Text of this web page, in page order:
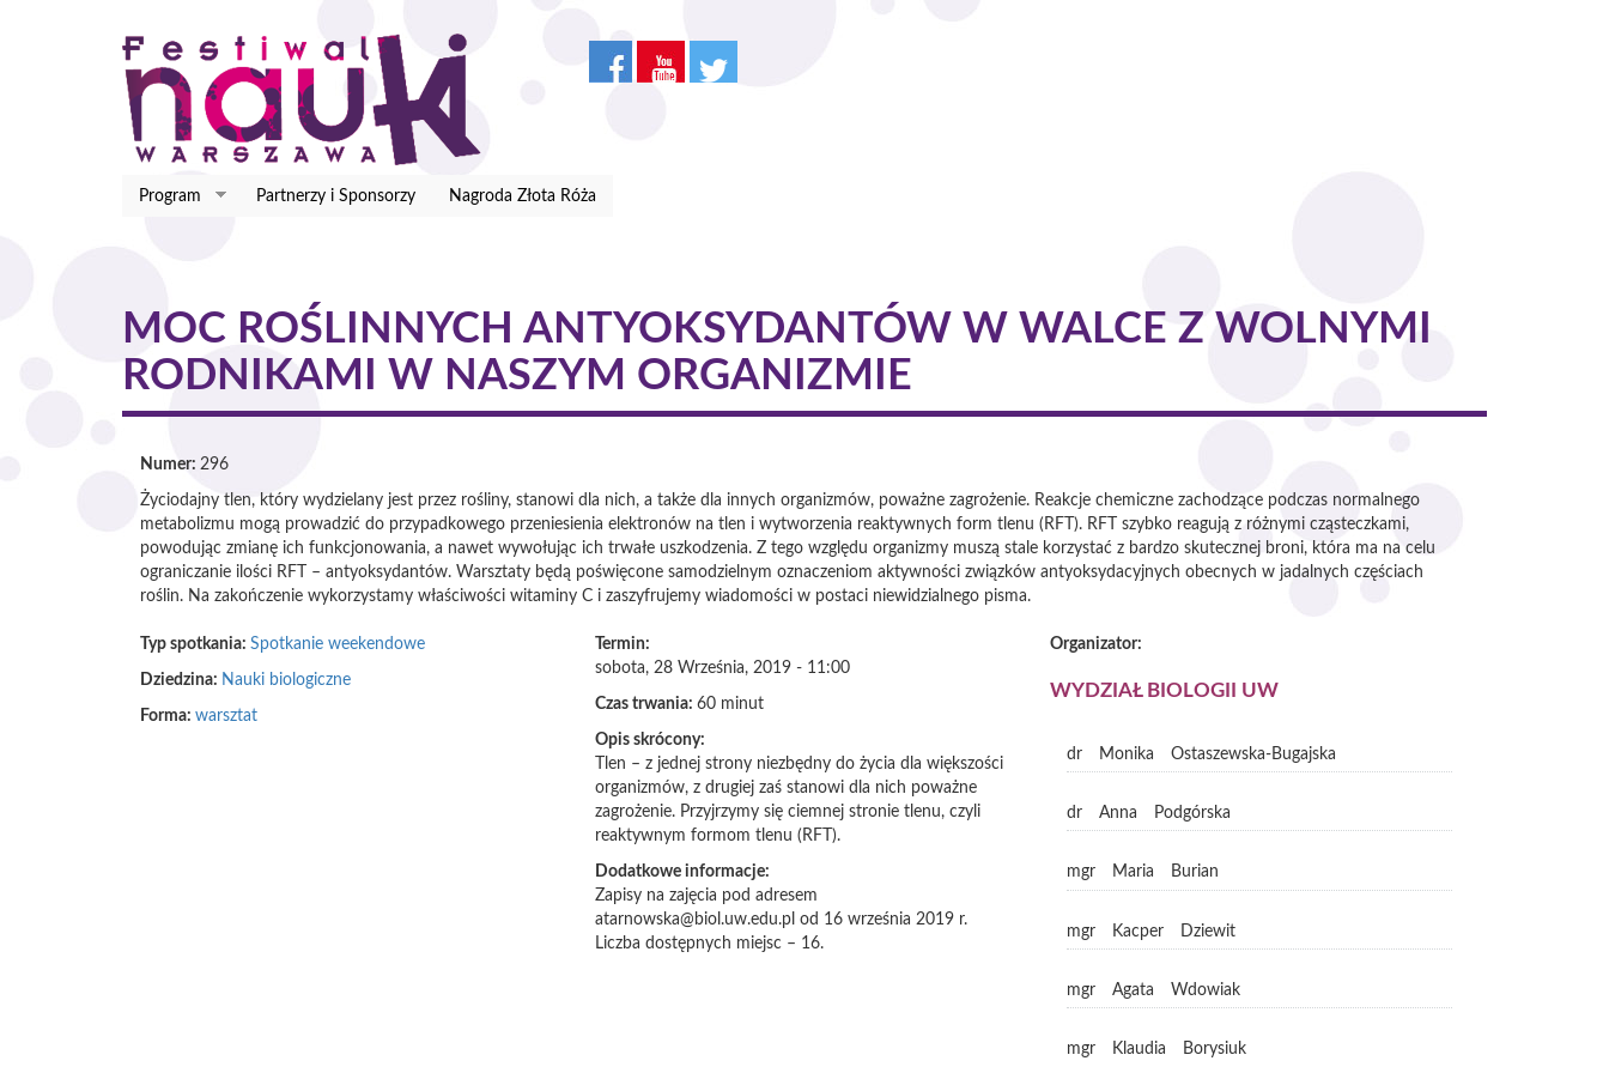
Program Partnerzy i Sponsorzy Nagroda Złota Róża
MOC ROŚLINNYCH ANTYOKSYDANTÓW W WALCE Z WOLNYMI
RODNIKAMI W NASZYM ORGANIZMIE
Numer: 296
Życiodajny tlen, który wydzielany jest przez rośliny, stanowi dla nich, a także dla innych organizmów, poważne zagrożenie. Reakcje chemiczne zachodzące podczas normalnego
metabolizmu mogą prowadzić do przypadkowego przeniesienia elektronów na tlen i wytworzenia reaktywnych form tlenu (RFT). RFT szybko reagują z różnymi cząsteczkami,
powodując zmianę ich funkcjonowania, a nawet wywołując ich trwałe uszkodzenia. Z tego względu organizmy muszą stale korzystać z bardzo skutecznej broni, która ma na celu
ograniczanie ilości RFT – antyoksydantów. Warsztaty będą poświęcone samodzielnym oznaczeniom aktywności związków antyoksydacyjnych obecnych w jadalnych częściach
roślin. Na zakończenie wykorzystamy właściwości witaminy C i zaszyfrujemy wiadomości w postaci niewidzialnego pisma.
Typ spotkania: Spotkanie weekendowe
Dziedzina: Nauki biologiczne
Forma: warsztat
Termin:
sobota, 28 Września, 2019 - 11:00
Czas trwania: 60 minut
Opis skrócony:
Tlen – z jednej strony niezbędny do życia dla większości
organizmów, z drugiej zaś stanowi dla nich poważne
zagrożenie. Przyjrzymy się ciemnej stronie tlenu, czyli
reaktywnym formom tlenu (RFT).
Dodatkowe informacje:
Zapisy na zajęcia pod adresem
atarnowska@biol.uw.edu.pl od 16 września 2019 r.
Liczba dostępnych miejsc – 16.
Organizator:
WYDZIAŁ BIOLOGII UW
dr Monika Ostaszewska-Bugajska
dr Anna Podgórska
mgr Maria Burian
mgr Kacper Dziewit
mgr Agata Wdowiak
mgr Klaudia Borysiuk